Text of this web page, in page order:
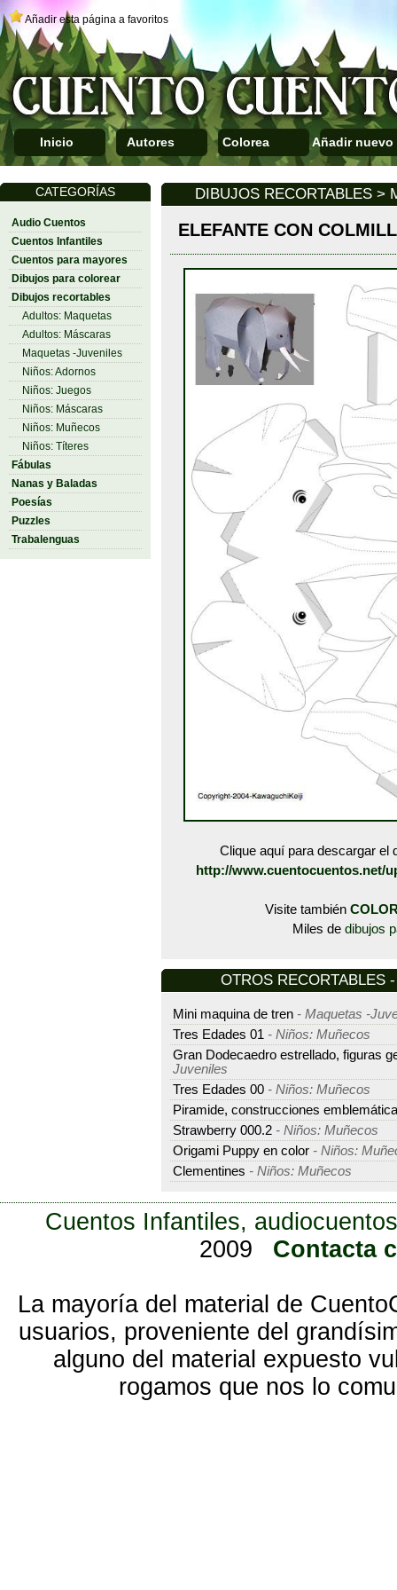
Añadir esta página a favoritos
Inicio Autores Colorea Añadir nuevo
CATEGORÍAS
Audio Cuentos
Cuentos Infantiles
Cuentos para mayores
Dibujos para colorear
Dibujos recortables
Adultos: Maquetas
Adultos: Máscaras
Maquetas -Juveniles
Niños: Adornos
Niños: Juegos
Niños: Máscaras
Niños: Muñecos
Niños: Títeres
Fábulas
Nanas y Baladas
Poesías
Puzzles
Trabalenguas
DIBUJOS RECORTABLES >
ELEFANTE CON
Clique aquí para descargar el
http://www.cuentocuentos.net/
Visite también
Miles de dibujos
OTROS RECORTABLES
Mini maquina de tren - Maquetas -
Tres Edades 01 - Niños: Muñecos
Gran Dodecaedro estrellado, figuras
Juveniles
Tres Edades 00 - Niños: Muñecos
Piramide, construcciones
Strawberry 000.2 - Niños: Muñecos
Origami Puppy en color - Niños:
Clementines - Niños: Muñecos
Cuentos Infantiles,
2009
Contacta
La mayoría del material de
usuarios, proveniente del
alguno del material expuesto
rogamos que nos lo